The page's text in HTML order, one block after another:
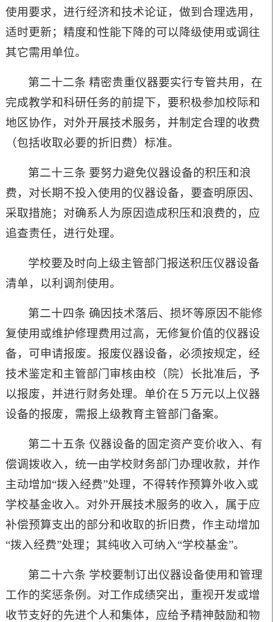
使用要求，进行经济和技术论证，做到合理选用，
适时更新；精度和性能下降的可以降级使用或调往
其它需用单位。
第二十二条 精密贵重仪器要实行专管共用，在
完成教学和科研任务的前提下，要积极参加校际和
地区协作，对外开展技术服务，并制定合理的收费
（包括收取必要的折旧费）标准。
第二十三条 要努力避免仪器设备的积压和浪
费，对长期不投入使用的仪器设备，要查明原因、
采取措施；对确系人为原因造成积压和浪费的，应
追查责任，进行处理。
学校要及时向上级主管部门报送积压仪器设备
清单，以利调剂使用。
第二十四条 确因技术落后、损坏等原因不能修
复使用或维护修理费用过高，无修复价值的仪器设
备，可申请报废。报废仪器设备，必须按规定，经
技术鉴定和主管部门审核由校（院）长批准后，予
以报废，并进行财务处理。单价在５万元以上仪器
设备的报废，需报上级教育主管部门备案。
第二十五条 仪器设备的固定资产变价收入、有
偿调拨收入，统一由学校财务部门办理收款，并作
主动增加“拨入经费”处理，不得转作预算外收入或
学校基金收入。对外开展技术服务的收入，属于应
补偿预算支出的部分和收取的折旧费，作主动增加
“拨入经费”处理；其纯收入可纳入“学校基金”。
第二十六条 学校要制订出仪器设备使用和管理
工作的奖惩条例。对工作成绩突出，重视开发或增
收节支好的先进个人和集体，应给予精神鼓励和物